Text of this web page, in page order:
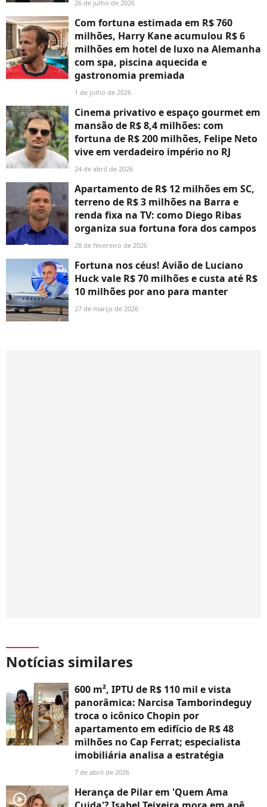
26 de julho de 2026
Com fortuna estimada em R$ 760
milhões, Harry Kane acumulou R$ 6
milhões em hotel de luxo na Alemanha
com spa, piscina aquecida e
gastronomia premiada
1 de julho de 2026
Cinema privativo e espaço gourmet em
mansão de R$ 8,4 milhões: com
fortuna de R$ 200 milhões, Felipe Neto
vive em verdadeiro império no RJ
24 de abril de 2026
Apartamento de R$ 12 milhões em SC,
terreno de R$ 3 milhões na Barra e
renda fixa na TV: como Diego Ribas
organiza sua fortuna fora dos campos
28 de fevereiro de 2026
Fortuna nos céus! Avião de Luciano
Huck vale R$ 70 milhões e custa até R$
10 milhões por ano para manter
27 de março de 2026
Notícias similares
600 m², IPTU de R$ 110 mil e vista
panorâmica: Narcisa Tamborindeguy
troca o icônico Chopin por
apartamento em edifício de R$ 48
milhões no Cap Ferrat; especialista
imobiliária analisa a estratégia
7 de abril de 2026
player2
Herança de Pilar em 'Quem Ama